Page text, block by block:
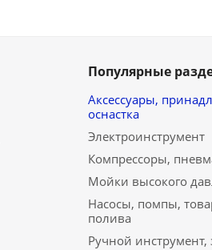
Популярные
Аксессуары,
оснастка
Электроинструмент
Компрессоры,
Мойки высокого
Насосы, помпы,
полива
Ручной инструмент,